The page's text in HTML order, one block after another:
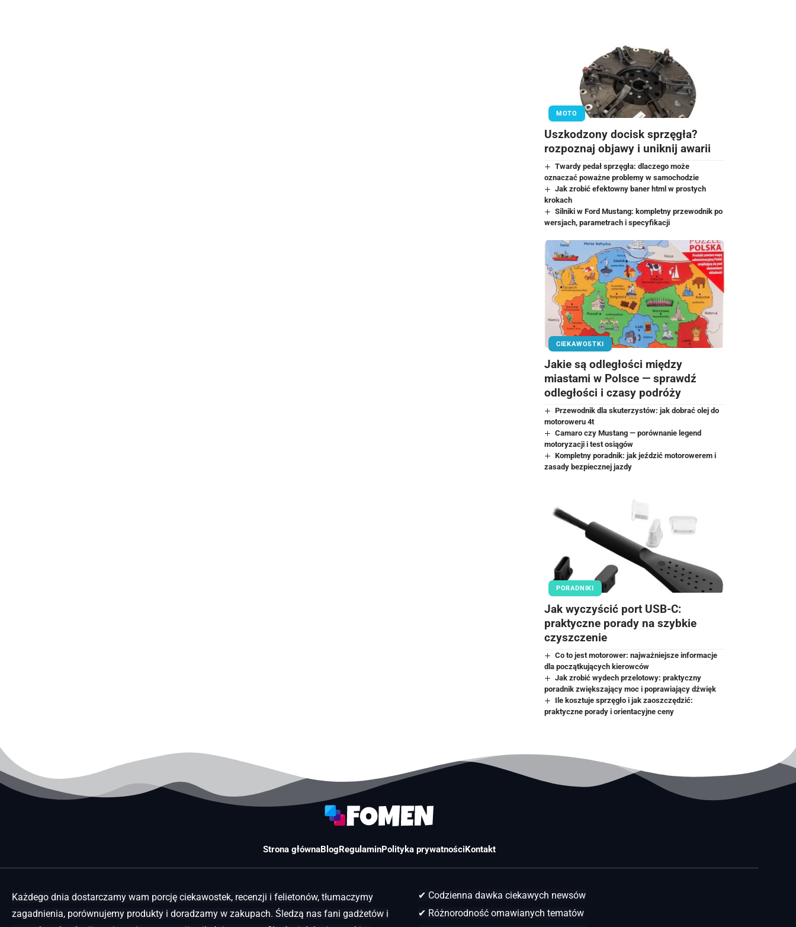
MOTO
Uszkodzony docisk sprzęgła?
rozpoznaj objawy i uniknij awarii
Twardy pedał sprzęgła: dlaczego może
oznaczać poważne problemy w samochodzie
Jak zrobić efektowny baner html w prostych
krokach
Silniki w Ford Mustang: kompletny przewodnik po
wersjach, parametrach i specyfikacji
CIEKAWOSTKI
Jakie są odległości między
miastami w Polsce — sprawdź
odległości i czasy podróży
Przewodnik dla skuterzystów: jak dobrać olej do
motoroweru 4t
Camaro czy Mustang — porównanie legend
motoryzacji i test osiągów
Kompletny poradnik: jak jeździć motorowerem i
zasady bezpiecznej jazdy
PORADNIKI
Jak wyczyścić port USB-C:
praktyczne porady na szybkie
czyszczenie
Co to jest motorower: najważniejsze informacje
dla początkujących kierowców
Jak zrobić wydech przelotowy: praktyczny
poradnik zwiększający moc i poprawiający dźwięk
Ile kosztuje sprzęgło i jak zaoszczędzić:
praktyczne porady i orientacyjne ceny
Strona głównaBlogRegulaminPolityka prywatnościKontakt
Każdego dnia dostarczamy wam porcję ciekawostek, recenzji i felietonów, tłumaczymy
zagadnienia, porównujemy produkty i doradzamy w zakupach. Śledzą nas fani gadżetów i
✔ Codzienna dawka ciekawych newsów
✔ Różnorodność omawianych tematów